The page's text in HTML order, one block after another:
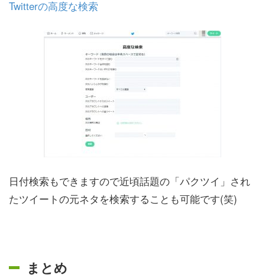
Twitterの高度な検索
日付検索もできますので近頃話題の「パクツイ」され
たツイートの元ネタを検索することも可能です(笑)
まとめ